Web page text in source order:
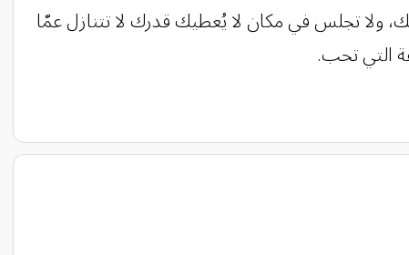
ولا تجلس في مكان لا يُعطيك قدرك لا تتنازل عمّا
التي تحب.